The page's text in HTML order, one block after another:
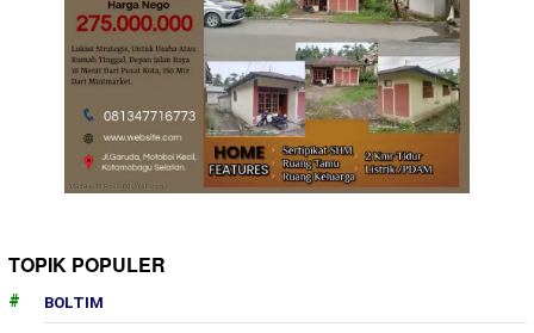
TOPIK POPULER
BOLTIM